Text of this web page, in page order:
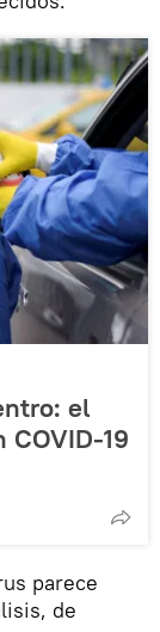
el
19
parece
de